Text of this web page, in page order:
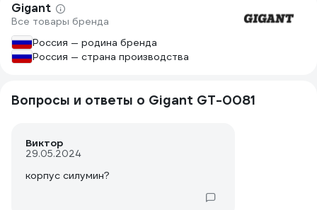
Gigant
Все товары бренда
Россия — родина бренда
Россия — страна производства
Вопросы и ответы о Gigant GT-0081
Виктор
29.05.2024
корпус силумин?